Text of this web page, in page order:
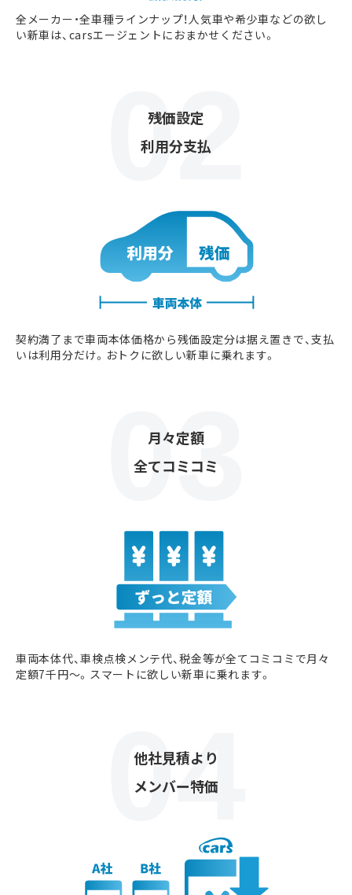
全メーカー・全車種ラインナップ！人気車や希少車などの欲し
い新車は、carsエージェントにおまかせください。
残価設定
利用分支払
契約満了まで車両本体価格から残価設定分は据え置きで、支払
いは利用分だけ。おトクに欲しい新車に乗れます。
月々定額
全てコミコミ
車両本体代、車検点検メンテ代、税金等が全てコミコミで月々
定額7千円〜。スマートに欲しい新車に乗れます。
他社見積より
メンバー特価